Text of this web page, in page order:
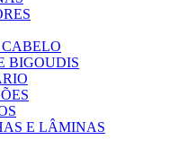
CABELO
BIGOUDIS
E LÂMINAS